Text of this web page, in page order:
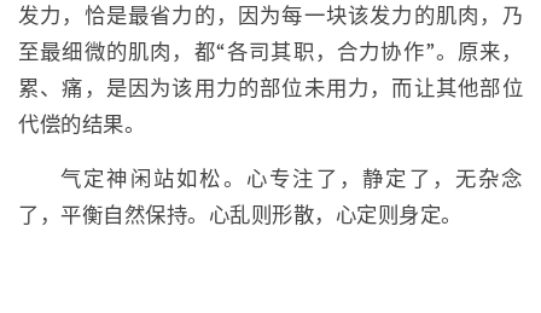
发力，恰是最省力的，因为每一块该发力的肌肉，乃
至最细微的肌肉，都“各司其职，合力协作”。原来，
累、痛，是因为该用力的部位未用力，而让其他部位
代偿的结果。
气定神闲站如松。心专注了，静定了，无杂念
了，平衡自然保持。心乱则形散，心定则身定。